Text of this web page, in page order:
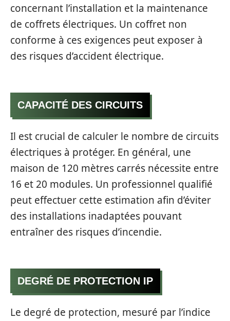
concernant l’installation et la maintenance
de coffrets électriques. Un coffret non
conforme à ces exigences peut exposer à
des risques d’accident électrique.
CAPACITÉ DES CIRCUITS
Il est crucial de calculer le nombre de circuits
électriques à protéger. En général, une
maison de 120 mètres carrés nécessite entre
16 et 20 modules. Un professionnel qualifié
peut effectuer cette estimation afin d’éviter
des installations inadaptées pouvant
entraîner des risques d’incendie.
DEGRÉ DE PROTECTION IP
Le degré de protection, mesuré par l’indice